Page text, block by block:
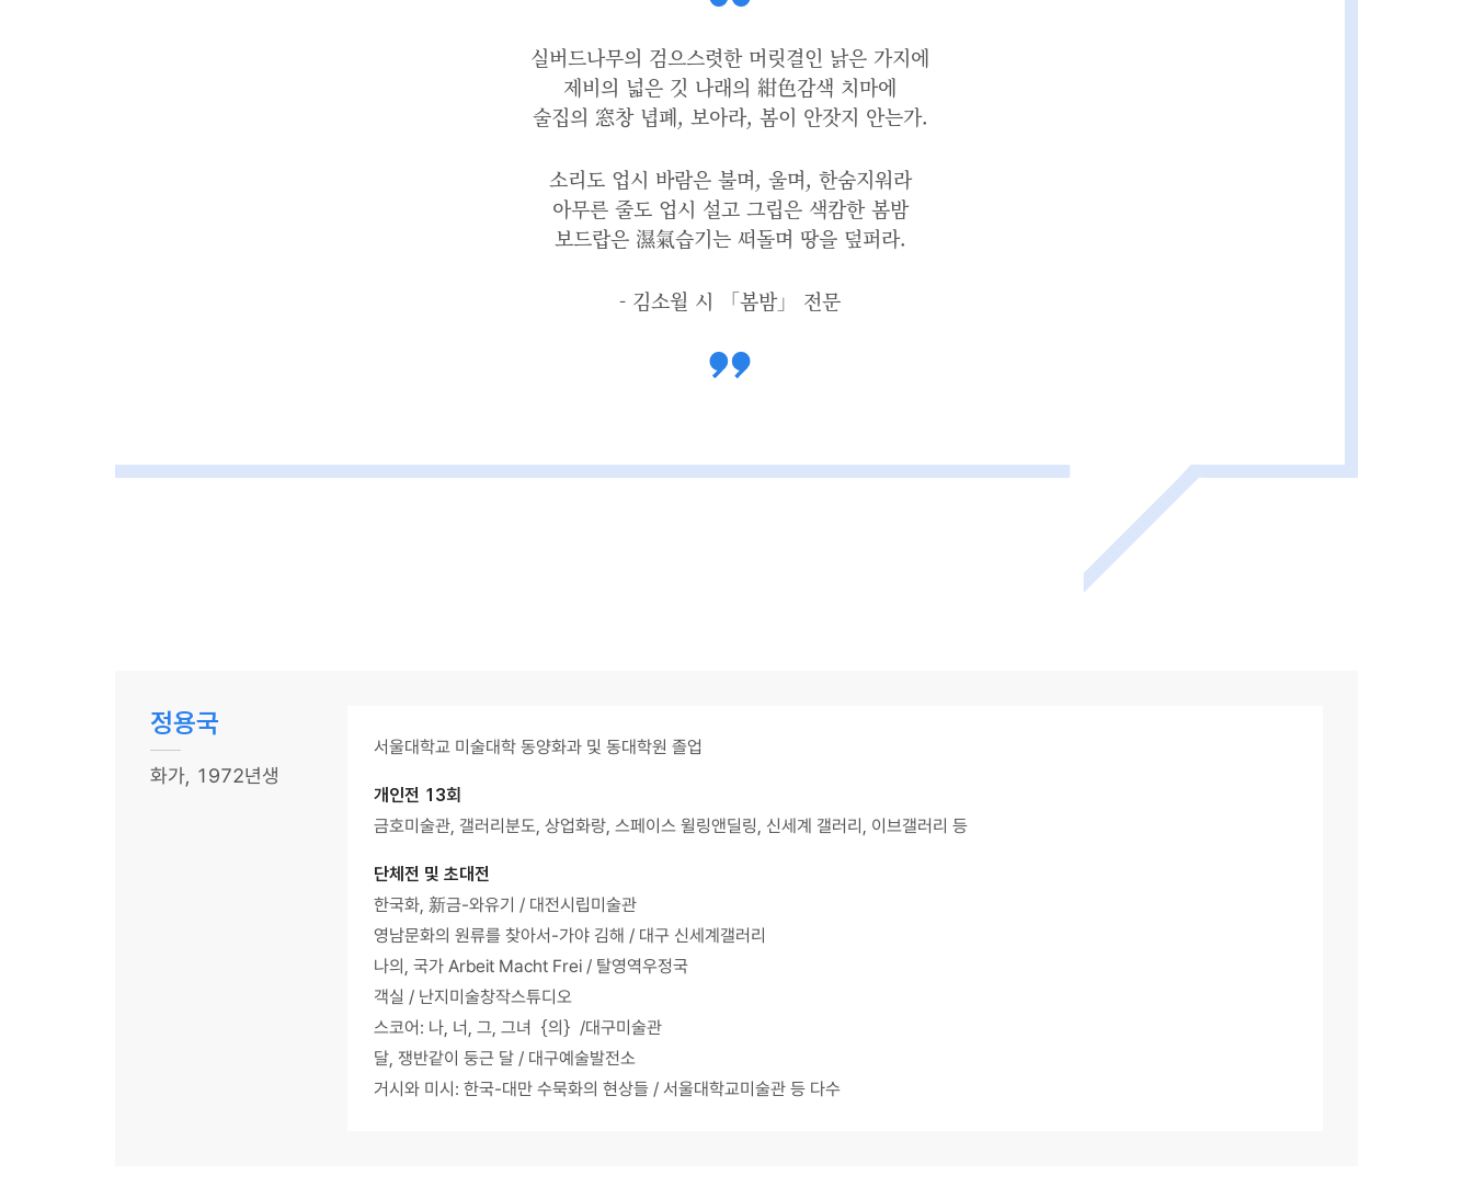
실버드나무의 검으스렷한 머릿결인 낡은 가지에
제비의 넓은 깃 나래의 紺色감색 치마에
술집의 窓창 녑폐, 보아라, 봄이 안잣지 안는가.
소리도 업시 바람은 불며, 울며, 한숨지워라
아무른 줄도 업시 설고 그립은 색캄한 봄밤
보드랍은 濕氣습기는 ᄯᅥ돌며 땅을 덮퍼라.
- 김소월 시 「봄밤」 전문
정용국
화가, 1972년생
서울대학교 미술대학 동양화과 및 동대학원 졸업
개인전 13회
금호미술관, 갤러리분도, 상업화랑, 스페이스 윌링앤딜링, 신세계 갤러리, 이브갤러리 등
단체전 및 초대전
한국화, 新금-와유기 / 대전시립미술관
영남문화의 원류를 찾아서-가야 김해 / 대구 신세계갤러리
나의, 국가 Arbeit Macht Frei / 탈영역우정국
객실 / 난지미술창작스튜디오
스코어: 나, 너, 그, 그녀｛의｝/대구미술관
달, 쟁반같이 둥근 달 / 대구예술발전소
거시와 미시: 한국-대만 수묵화의 현상들 / 서울대학교미술관 등 다수